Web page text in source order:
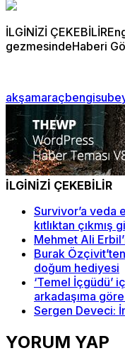
İLGİNİZİ
gezmesindeHaberi
akşamaraçbengisu
İLGİNİZİ ÇEKEBİLİR
Survivor’a veda
kıtlıktan çıkmış
Mehmet Ali
Burak
doğum hediyesi
‘Temel İçgüdü’
arkadaşıma
Sergen Deveci:
YORUM YAP